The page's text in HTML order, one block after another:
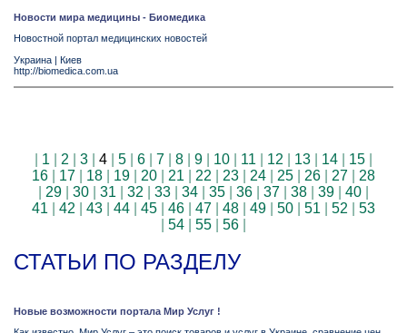
Новости мира медицины - Биомедика
Новостной портал медицинских новостей
Украина | Киев
http://biomedica.com.ua
1 2 3 4 5 6 7 8 9 10 11 12 13 14 15
16
17 18 19 20 21 22 23 24 25 26 27
28
29 30 31 32 33 34 35 36 37 38 39 40
41
42 43 44 45 46 47 48 49 50 51 52
53
54 55 56
СТАТЬИ ПО РАЗДЕЛУ
Новые возможности портала Мир Услуг !